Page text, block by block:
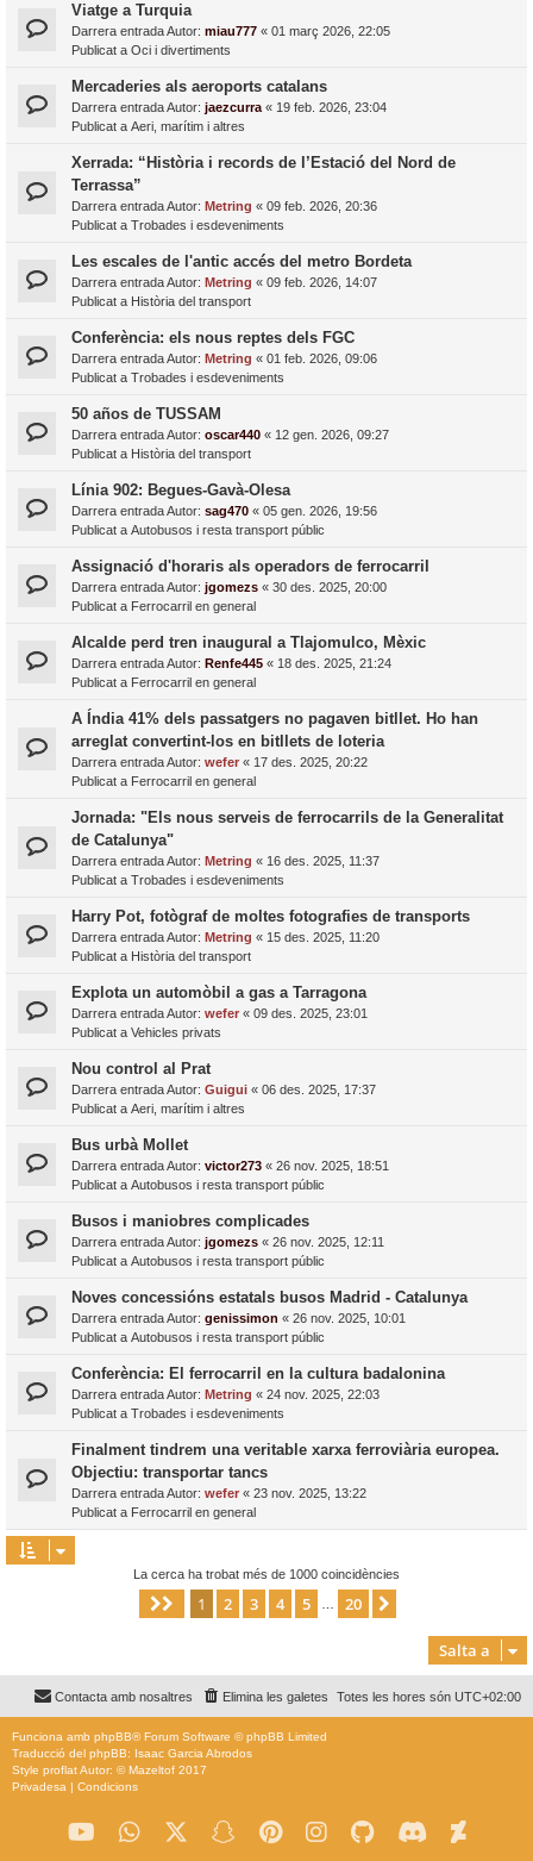
Viatge a Turquia
Darrera entrada Autor: miau777 « 01 març 2026, 22:05
Publicat a Oci i divertiments
Mercaderies als aeroports catalans
Darrera entrada Autor: jaezcurra « 19 feb. 2026, 23:04
Publicat a Aeri, marítim i altres
Xerrada: “Història i records de l’Estació del Nord de
Terrassa”
Darrera entrada Autor: Metring « 09 feb. 2026, 20:36
Publicat a Trobades i esdeveniments
Les escales de l'antic accés del metro Bordeta
Darrera entrada Autor: Metring « 09 feb. 2026, 14:07
Publicat a Història del transport
Conferència: els nous reptes dels FGC
Darrera entrada Autor: Metring « 01 feb. 2026, 09:06
Publicat a Trobades i esdeveniments
50 años de TUSSAM
Darrera entrada Autor: oscar440 « 12 gen. 2026, 09:27
Publicat a Història del transport
Línia 902: Begues-Gavà-Olesa
Darrera entrada Autor: sag470 « 05 gen. 2026, 19:56
Publicat a Autobusos i resta transport públic
Assignació d'horaris als operadors de ferrocarril
Darrera entrada Autor: jgomezs « 30 des. 2025, 20:00
Publicat a Ferrocarril en general
Alcalde perd tren inaugural a Tlajomulco, Mèxic
Darrera entrada Autor: Renfe445 « 18 des. 2025, 21:24
Publicat a Ferrocarril en general
A Índia 41% dels passatgers no pagaven bitllet. Ho han
arreglat convertint-los en bitllets de loteria
Darrera entrada Autor: wefer « 17 des. 2025, 20:22
Publicat a Ferrocarril en general
Jornada: "Els nous serveis de ferrocarrils de la Generalitat
de Catalunya"
Darrera entrada Autor: Metring « 16 des. 2025, 11:37
Publicat a Trobades i esdeveniments
Harry Pot, fotògraf de moltes fotografies de transports
Darrera entrada Autor: Metring « 15 des. 2025, 11:20
Publicat a Història del transport
Explota un automòbil a gas a Tarragona
Darrera entrada Autor: wefer « 09 des. 2025, 23:01
Publicat a Vehicles privats
Nou control al Prat
Darrera entrada Autor: Guigui « 06 des. 2025, 17:37
Publicat a Aeri, marítim i altres
Bus urbà Mollet
Darrera entrada Autor: victor273 « 26 nov. 2025, 18:51
Publicat a Autobusos i resta transport públic
Busos i maniobres complicades
Darrera entrada Autor: jgomezs « 26 nov. 2025, 12:11
Publicat a Autobusos i resta transport públic
Noves concessións estatals busos Madrid - Catalunya
Darrera entrada Autor: genissimon « 26 nov. 2025, 10:01
Publicat a Autobusos i resta transport públic
Conferència: El ferrocarril en la cultura badalonina
Darrera entrada Autor: Metring « 24 nov. 2025, 22:03
Publicat a Trobades i esdeveniments
Finalment tindrem una veritable xarxa ferroviària europea.
Objectiu: transportar tancs
Darrera entrada Autor: wefer « 23 nov. 2025, 13:22
Publicat a Ferrocarril en general
La cerca ha trobat més de 1000 coincidències
Pàgina de 20
1 2 3 4 5 20
Salta a
Totes les hores són UTC+02:00
Elimina les galetes
Contacta amb nosaltres
Funciona amb phpBB® Forum Software © phpBB Limited
Traducció del phpBB: Isaac Garcia Abrodos
Style proflatAutor: ©Mazeltof 2017
Privadesa | Condicions